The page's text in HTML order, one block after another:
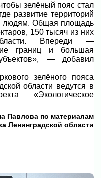
зелёный пояс стал
развитие территорий
людям. Общая площадь
150 тысяч из них
Впереди —
границ и большая
— добавил
зелёного пояса
области ведутся в
«Экологическое
Павлова по материалам
Ленинградской области